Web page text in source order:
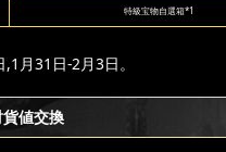
特級宝物自選箱*1
月31日-2月3日。
値交換